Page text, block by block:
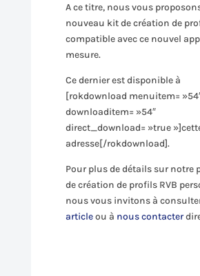
A ce titre, nous vous
nouveau kit de création de
compatible avec ce nouvel
mesure.
Ce dernier est disponible à
[rokdownload menuitem=
downloaditem= »54″
direct_download= »true
adresse[/rokdownload].
Pour plus de détails sur notre
de création de profils RVB
nous vous invitons à
articleou à nous contacter